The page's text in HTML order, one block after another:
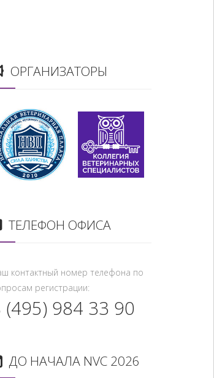
ОРГАНИЗАТОРЫ
ТЕЛЕФОН ОФИСА
контактный номер телефона по
регистрации:
(495) 984 33 90
ДО НАЧАЛА NVC 2026